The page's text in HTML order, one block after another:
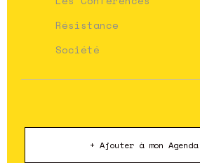
Résistance
Société
+ Ajouter à mon Agenda